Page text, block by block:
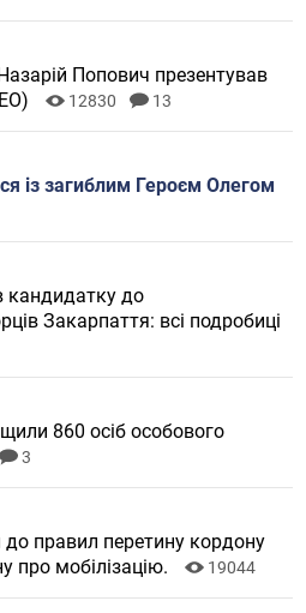
Попович презентував
12830 13
із загиблим Героєм Олегом
кандидатку до
Закарпаття: всі подробиці
860 осіб особового
3
правил перетину кордону
про мобілізацію.
19044